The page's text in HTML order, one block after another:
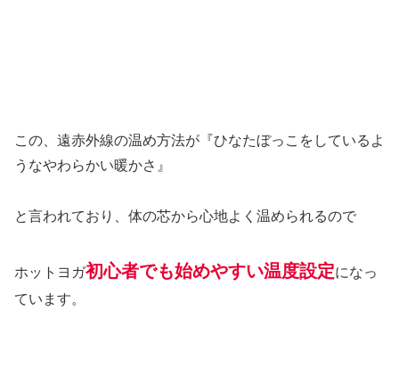
この、遠赤外線の温め方法が『ひなたぼっこをしているよ
うなやわらかい暖かさ』
と言われており、体の芯から心地よく温められるので
ホットヨガ初心者でも始めやすい温度設定になっ
ています。